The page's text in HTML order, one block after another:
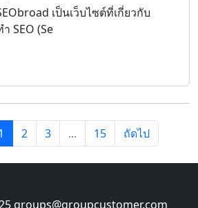
เป็นเว็บไซต์ที่เกี่ยวกับ
SEO (Se
2 3 ... 15 ถัดไป
groups@groupcustomer.com